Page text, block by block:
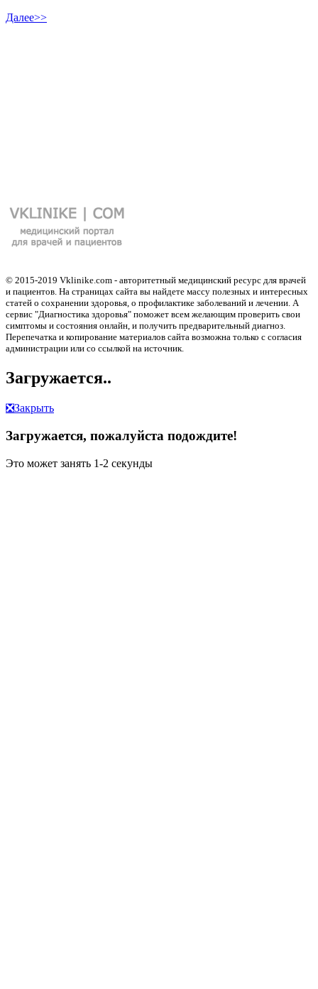
Далее>>
© 2015-2019 Vklinike.com - авторитетный медицинский ресурс для врачей
и пациентов. На страницах сайта вы найдете массу полезных и интересных
статей о сохранении здоровья, о профилактике заболеваний и лечении. А
сервис "Диагностика здоровья" поможет всем желающим проверить свои
симптомы и состояния онлайн, и получить предварительный диагноз.
Перепечатка и копирование материалов сайта возможна только с согласия
администрации или со ссылкой на источник.
Загружается..
❎Закрыть
Загружается, пожалуйста подождите!
Это может занять 1-2 секунды